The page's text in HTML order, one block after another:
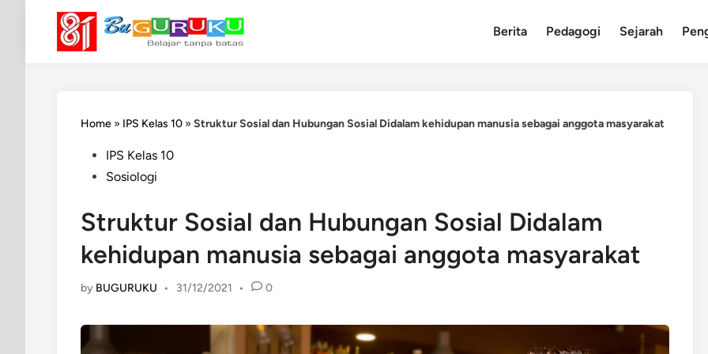
content
Berita Pedagogi Sejarah
Home » IPS Kelas 10 »Struktur Sosial dan Hubungan Sosial Didalam kehidupan manusia sebagai anggota masyarakat
PostedIPS Kelas 10
Sosiologi
Struktur Sosial dan Hubungan Sosial Didalam
kehidupan manusia sebagai anggota masyarakat
by BUGURUKU • 31/12/2021 • 0